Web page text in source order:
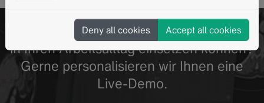
PUBLIKATIONEN
Möchten Sie wissen, wie Sie mint Lesion
in Ihren Arbeitsalltag einsetzen können?
Gerne personalisieren wir Ihnen eine
Live-Demo.
Deny all cookies Accept all cookies